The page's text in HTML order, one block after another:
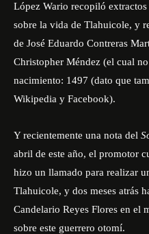
López Wario recopiló
sobre la vida de Tlahuicole, y
de José Eduardo Contreras
Christopher Méndez (el cual
nacimiento: 1497 (dato que
Wikipedia y Facebook).
Y recientemente una nota del
abril de este año, el promotor
hizo un llamado para realizar
Tlahuicole, y dos meses atrás
Candelario Reyes Flores en el
sobre este guerrero otomí.